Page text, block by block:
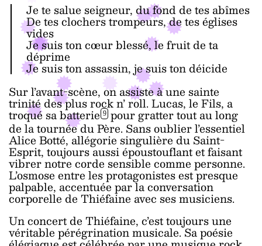
Je te salue seigneur, du fond de tes abîmes
De tes clochers trompeurs, de tes églises
vides
Je suis ton cœur blessé, le fruit de ta
déprime
Je suis ton assassin, je suis ton déicide
Sur l’avant-scène, on assiste à une sainte
trinité des plus rock n’ roll. Lucas, le Fils, a
troqué sa batterie 9pour gratter tout au long
de la tournée du Père. Sans oublier l’essentiel
Alice Botté, allégorie singulière du Saint-
Esprit, toujours aussi époustouflant et faisant
vibrer notre corde sensible comme personne.
L’osmose entre les protagonistes est presque
palpable, accentuée par la conversation
corporelle de Thiéfaine avec ses musiciens.
Un concert de Thiéfaine, c’est toujours une
véritable pérégrination musicale. Sa poésie